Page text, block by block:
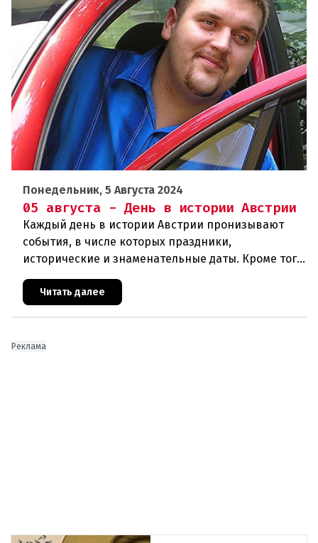
Понедельник, 5 Августа 2024
05 августа - День в истории Австрии
Каждый день в истории Австрии пронизывают
события, в числе которых праздники,
исторические и знаменательные даты. Кроме того
дни рождения различных деятелей страны, а
также дни их смерти. Что же произ
Читать далее
Реклама